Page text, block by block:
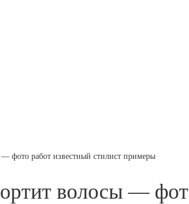
фото работ известный стилист примеры
волосы —